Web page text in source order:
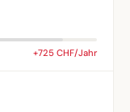
+725 CHF/Jahr